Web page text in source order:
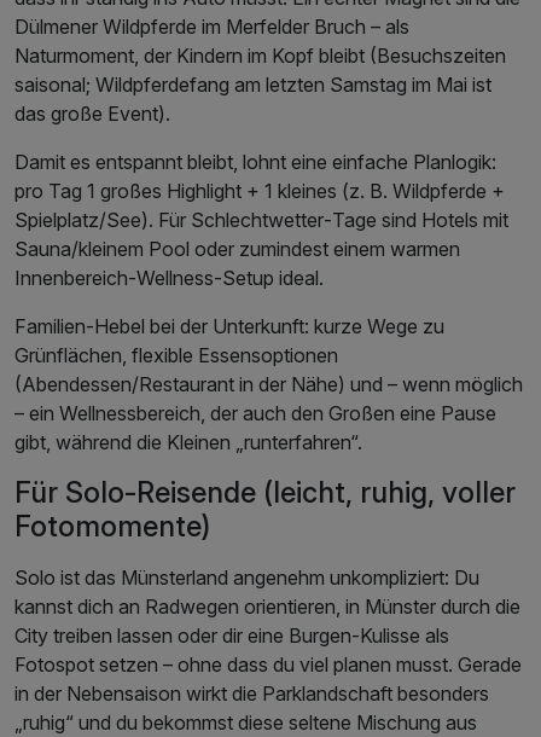
Dülmener Wildpferde im Merfelder Bruch – als
Naturmoment, der Kindern im Kopf bleibt (Besuchszeiten
saisonal; Wildpferdefang am letzten Samstag im Mai ist
das große Event).
Damit es entspannt bleibt, lohnt eine einfache Planlogik:
pro Tag 1 großes Highlight + 1 kleines (z. B. Wildpferde +
Spielplatz/See). Für Schlechtwetter‑Tage sind Hotels mit
Sauna/kleinem Pool oder zumindest einem warmen
Innenbereich‑Wellness‑Setup ideal.
Familien‑Hebel bei der Unterkunft: kurze Wege zu
Grünflächen, flexible Essensoptionen
(Abendessen/Restaurant in der Nähe) und – wenn möglich
– ein Wellnessbereich, der auch den Großen eine Pause
gibt, während die Kleinen „runterfahren“.
Für Solo-Reisende (leicht, ruhig, voller
Fotomomente)
Solo ist das Münsterland angenehm unkompliziert: Du
kannst dich an Radwegen orientieren, in Münster durch die
City treiben lassen oder dir eine Burgen‑Kulisse als
Fotospot setzen – ohne dass du viel planen musst. Gerade
in der Nebensaison wirkt die Parklandschaft besonders
„ruhig“ und du bekommst diese seltene Mischung aus